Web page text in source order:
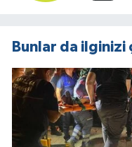
Bunlar da ilginizi